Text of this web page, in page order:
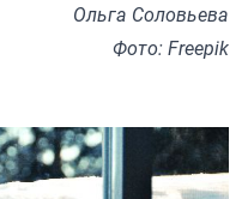
Ольга Соловьева
Фото: Freepik